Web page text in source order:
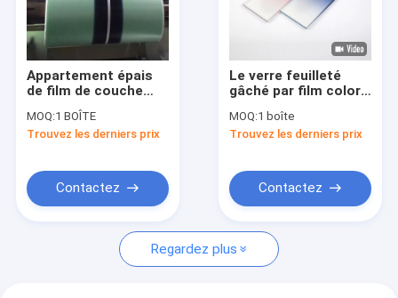
Visite d'usine
Contrôle de qualité
Demandez une citation
mastic en verre de silicone
Appartement épais
de film de couche
intermédiaire du
verre feuilleté
1.52mm Pvb
MOQ:1 BOÎTE
Trouvez les derniers prix
Contactez
Le verre feuilleté
gâché par film coloré
intermédiaire de
1.14mm Pvb a teinté
MOQ:1 boîte
Trouvez les derniers prix
Contactez
Regardez plus